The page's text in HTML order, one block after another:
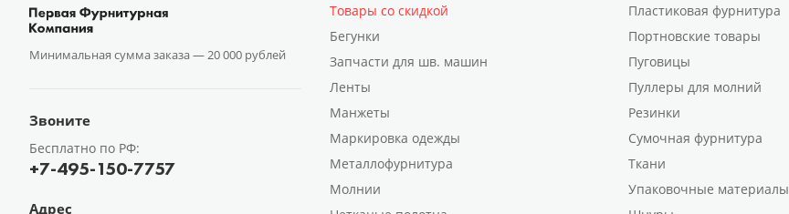
Минимальная сумма заказа — 20 000 рублей
Звоните
Бесплатно по РФ:
+7-495-150-7757
Адрес
Товары со скидкой
Бегунки
Запчасти для шв. машин
Ленты
Манжеты
Маркировка одежды
Металлофурнитура
Молнии
Пластиковая фурнитура
Портновские товары
Пуговицы
Пуллеры для молний
Резинки
Сумочная фурнитура
Ткани
Упаковочные материалы